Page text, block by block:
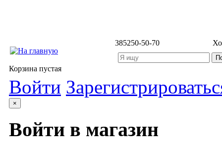
385250-50-70
Корзина пустая
Войти
×
Войти в магазин